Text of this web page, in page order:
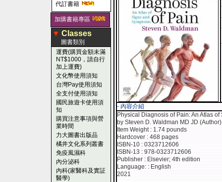
代訂書籍
加購書籍專區
▼ Classes
圖書類別
運費(購買金額未滿
NT$1000，請自行
加上運費)
文化幣使用須知
台灣Pay使用須知
全支付使用須知
國民旅遊卡使用須
知
購買注意事項與營
業時間
力大圖書出版品
橘井文化系列叢書
免疫風濕科
內分泌科
內科(家醫科及實証
醫學)
- 內容介紹
Physical Diagnosis of Pain: An Atlas
by Steven D. Waldman MD JD (Author)
Item Weight : 1.74 pounds
Hardcover : 468 pages
ISBN-10 : 0323712606
ISBN-13 : 978-0323712606
Publisher : Elsevier; 4th edition
Language: : English
2021